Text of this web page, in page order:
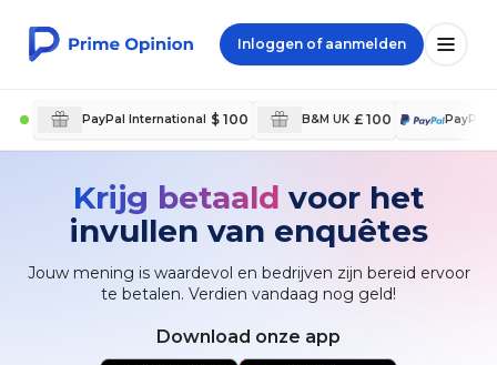
Inloggen of aanmelden
PayPal International $ 100 B&M UK £ 100 PayPal
Krijg betaald voor het
invullen van enquêtes
Jouw mening is waardevol en bedrijven zijn bereid ervoor
te betalen. Verdien vandaag nog geld!
Download onze app